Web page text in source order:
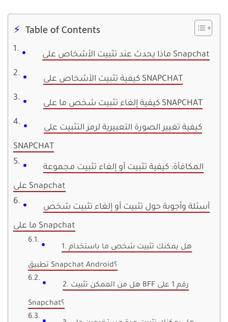
Table of Contents
ماذا يحدث عند تثبيت الأشخاص على Snapchat
كيفية تثبيت الأشخاص على SNAPCHAT
كيفية إلغاء تثبيت شخص ما على SNAPCHAT
كيفية تغيير الصورة التعبيرية لرمز التثبيت على
SNAPCHAT
المكافأة: كيفية تثبيت أو إلغاء تثبيت مجموعة
على Snapchat
أسئلة وأجوبة حول تثبيت أو إلغاء تثبيت شخص
ما على Snapchat
1. هل يمكنك تثبيت شخص ما باستخدام
تطبيق Snapchat Android؟
2. هل من الممكن تثبيت BFF رقم 1 على
Snapchat؟